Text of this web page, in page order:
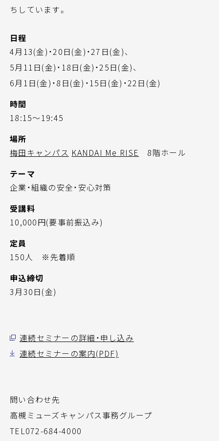
ちしています。
日程
4月13(金)・20日(金)・27日(金)、
5月11日(金)・18日(金)・25日(金)、
6月1日(金)・8日(金)・15日(金)・22日(金)
時間
18:15～19:45
場所
梅田キャンパス KANDAI Me RISE 8階ホール
テーマ
企業・組織の安全・安心対策
受講料
10,000円(要事前振込み)
定員
150人 ※先着順
申込締切
3月30日(金)
連続セミナーの詳細・申し込み
連続セミナーの案内(PDF)
問い合わせ先
高槻ミューズキャンパス事務グループ
TEL072-684-4000